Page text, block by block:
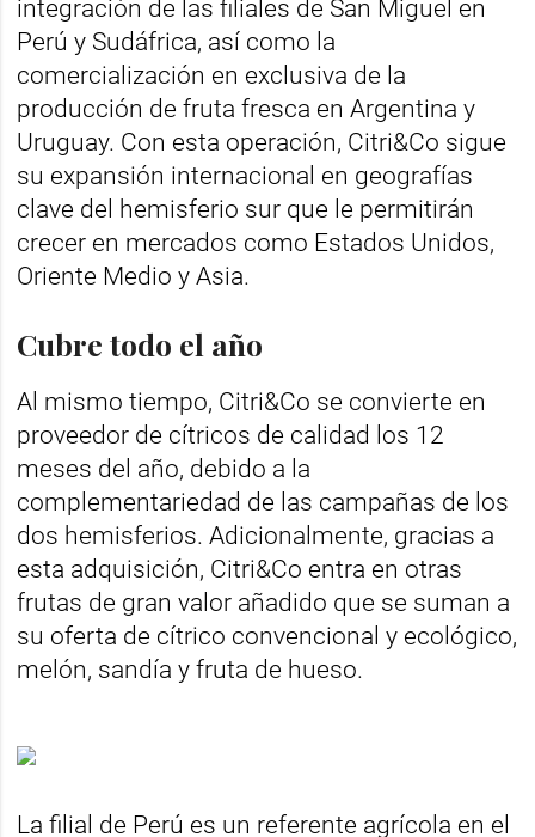
integración de las filiales de San Miguel en
Perú y Sudáfrica, así como la
comercialización en exclusiva de la
producción de fruta fresca en Argentina y
Uruguay. Con esta operación, Citri&Co sigue
su expansión internacional en geografías
clave del hemisferio sur que le permitirán
crecer en mercados como Estados Unidos,
Oriente Medio y Asia.
Cubre todo el año
Al mismo tiempo, Citri&Co se convierte en
proveedor de cítricos de calidad los 12
meses del año, debido a la
complementariedad de las campañas de los
dos hemisferios. Adicionalmente, gracias a
esta adquisición, Citri&Co entra en otras
frutas de gran valor añadido que se suman a
su oferta de cítrico convencional y ecológico,
melón, sandía y fruta de hueso.
La filial de Perú es un referente agrícola en el